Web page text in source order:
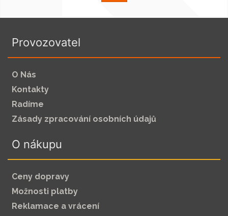
Provozovatel
O Nás
Kontakty
Radíme
Zásady zpracování osobních údajů
O nákupu
Ceny dopravy
Možnosti platby
Reklamace a vrácení